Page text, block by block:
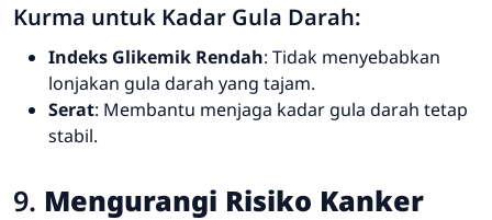
Kurma untuk Kadar Gula Darah:
Indeks Glikemik Rendah: Tidak menyebabkan
lonjakan gula darah yang tajam.
Serat: Membantu menjaga kadar gula darah tetap
stabil.
9. Mengurangi Risiko Kanker